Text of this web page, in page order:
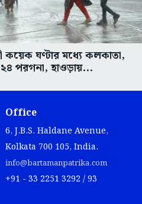
কয়েক ঘণ্টার মধ্যে কলকাতা,
পরগনা, হাওড়ায়...
Office
6, J.B.S. Haldane Avenue,
Kolkata 700 105, India.
info@bartamanpatrika.com
+91 - 33 2251 3292 / 93